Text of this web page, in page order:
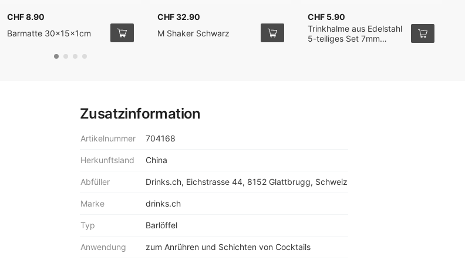
Zusatzinformation
Artikelnummer 704168
Herkunftsland China
Abfüller Drinks.ch, Eichstrasse 44, 8152 Glattbrugg, Schweiz
Marke drinks.ch
Typ Barlöffel
Anwendung zum Anrühren und Schichten von Cocktails
CHF 8.90
Barmatte 30x15x1cm
CHF 32.90
M Shaker Schwarz
CHF 5.90
Trinkhalme aus Edelstahl
5-teiliges Set 7mm